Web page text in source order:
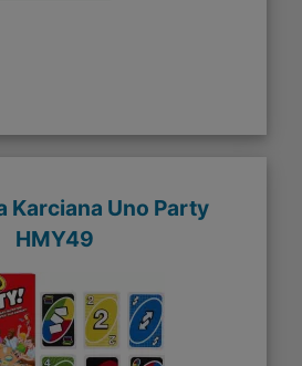
Karciana Uno Party
HMY49